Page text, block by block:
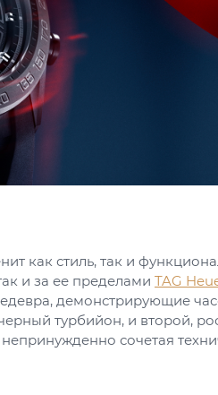
как стиль, так и
и за ее пределами TAG
демонстрирующие
турбийон, и второй,
сочетая